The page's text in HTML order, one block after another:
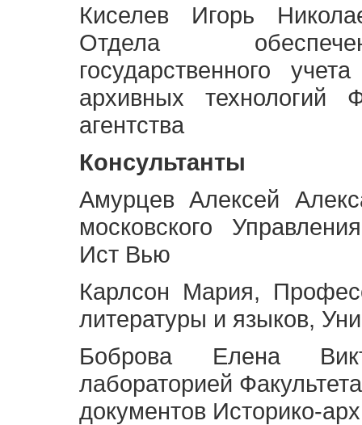
Киселев Игорь
Отдела
государственного
архивных технологий
агентства
Консультанты
Амурцев Алексей
московского
Ист Вью
Карлсон Мария,
литературы и языков,
Боброва Елена
лабораторией
документов Историко-